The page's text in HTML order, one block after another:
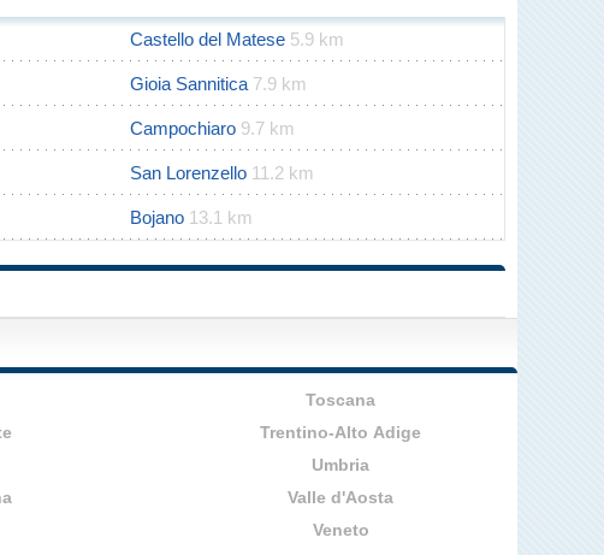
Castello del Matese 5.9 km
Gioia Sannitica 7.9 km
Campochiaro 9.7 km
San Lorenzello 11.2 km
Bojano 13.1 km
Toscana
Trentino-Alto Adige
Umbria
Valle d'Aosta
Veneto